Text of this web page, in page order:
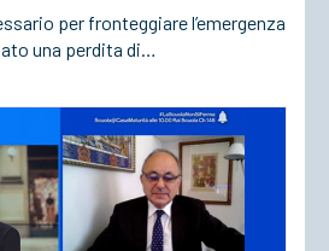
per fronteggiare l’emergenza
una perdita di…